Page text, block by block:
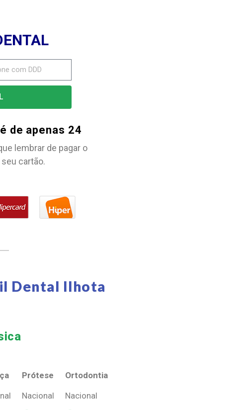
de apenas 24
lembrar de pagar o
cartão.
Dental Ilhota
Prótese
Ortodontia
Prótese Ortodontia
Nacional Nacional